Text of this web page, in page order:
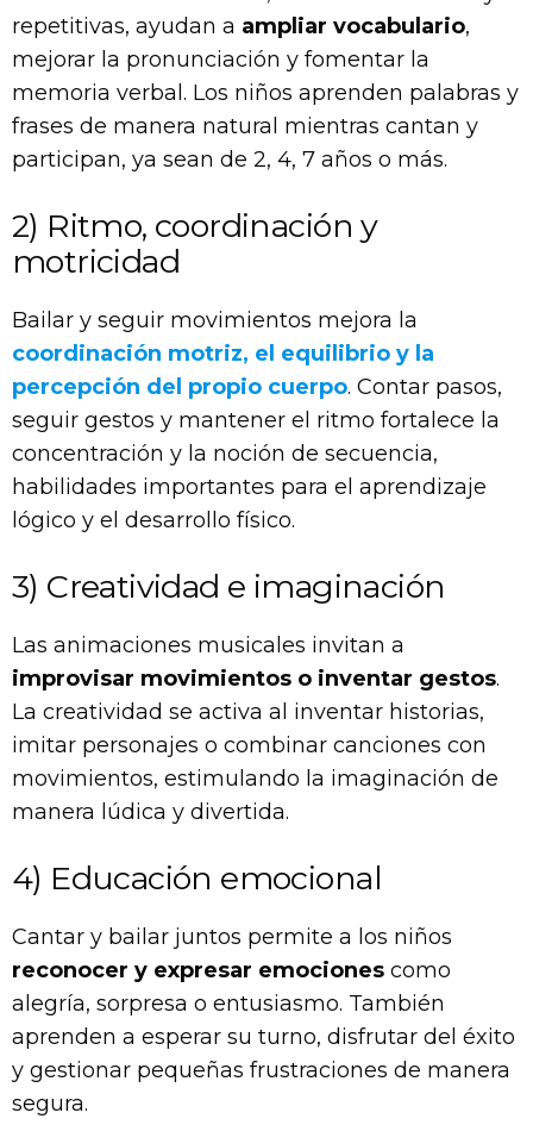
repetitivas, ayudan a ampliar vocabulario,
mejorar la pronunciación y fomentar la
memoria verbal. Los niños aprenden palabras y
frases de manera natural mientras cantan y
participan, ya sean de 2, 4, 7 años o más.
2) Ritmo, coordinación y
motricidad
Bailar y seguir movimientos mejora la
coordinación motriz, el equilibrio y la
percepción del propio cuerpo. Contar pasos,
seguir gestos y mantener el ritmo fortalece la
concentración y la noción de secuencia,
habilidades importantes para el aprendizaje
lógico y el desarrollo físico.
3) Creatividad e imaginación
Las animaciones musicales invitan a
improvisar movimientos o inventar gestos.
La creatividad se activa al inventar historias,
imitar personajes o combinar canciones con
movimientos, estimulando la imaginación de
manera lúdica y divertida.
4) Educación emocional
Cantar y bailar juntos permite a los niños
reconocer y expresar emociones como
alegría, sorpresa o entusiasmo. También
aprenden a esperar su turno, disfrutar del éxito
y gestionar pequeñas frustraciones de manera
segura.